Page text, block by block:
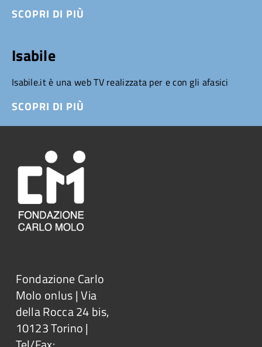
SCOPRI DI PIÙ
Isabile
Isabile.it è una web TV realizzata per e con gli afasici
SCOPRI DI PIÙ
Fondazione Carlo
Molo onlus | Via
della Rocca 24 bis,
10123 Torino |